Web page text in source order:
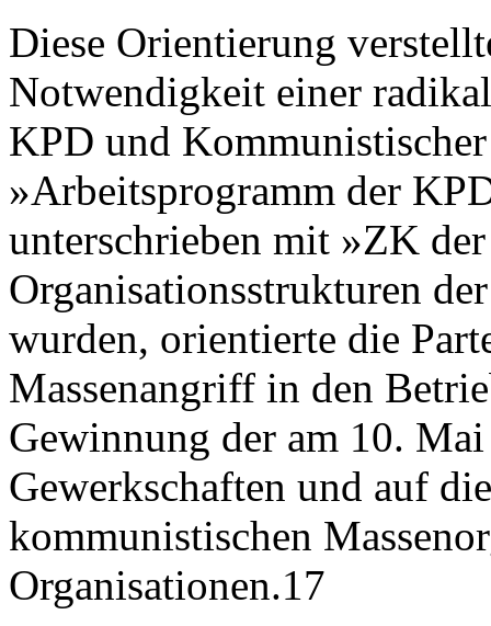
Diese Orientierung
Notwendigkeit einer
KPD und
»Arbeitsprogramm der
unterschrieben mit »ZK
Organisationsstrukturen
wurden, orientierte die
Massenangriff in den
Gewinnung der am 10.
Gewerkschaften und auf
kommunistischen
Organisationen.17